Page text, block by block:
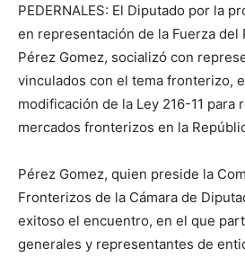
PEDERNALES: El Diputado por la
en representación de la Fuerza del
Pérez Gomez, socializó con
vinculados con el tema fronterizo,
modificación de la Ley 216-11 para
mercados fronterizos en la
Pérez Gomez, quien preside la
Fronterizos de la Cámara de
exitoso el encuentro, en el que
generales y representantes de